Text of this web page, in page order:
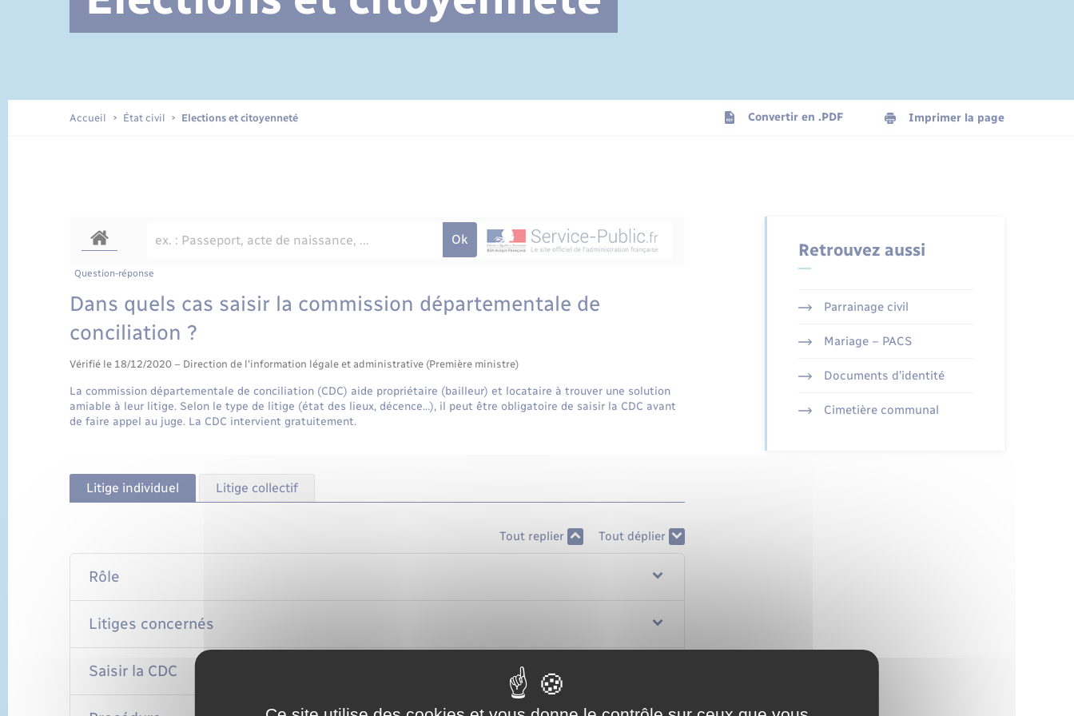
Documents d’identité Cimetière communal
Accueil État civil Elections et citoyenneté Convertir en .PDF Imprimer la page
Question-réponse
Dans quels cas saisir la commission départementale de
conciliation ?
Vérifié le 18/12/2020 – Direction de l'information légale et administrative (Première ministre)
La commission départementale de conciliation (CDC) aide propriétaire (bailleur) et locataire à trouver une solution
amiable à leur litige. Selon le type de litige (état des lieux, décence…), il peut être obligatoire de saisir la CDC avant
de faire appel au juge. La CDC intervient gratuitement.
Litige individuel Litige collectif
Tout replier Tout déplier
Rôle
Litiges concernés
Saisir la CDC
Retrouvez aussi
Parrainage civil
Mariage – PACS
Documents d’identité
Cimetière communal